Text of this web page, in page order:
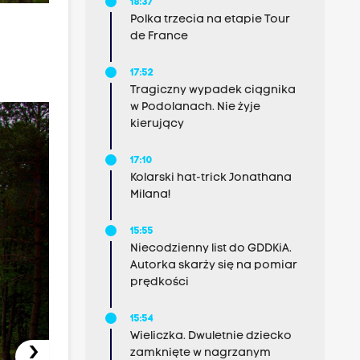
18:37
Polka trzecia na etapie Tour
de France
17:52
Tragiczny wypadek ciągnika
w Podolanach. Nie żyje
kierujący
17:10
Kolarski hat-trick Jonathana
Milana!
15:55
Niecodzienny list do GDDKiA.
Autorka skarży się na pomiar
prędkości
15:54
Wieliczka. Dwuletnie dziecko
zamknięte w nagrzanym